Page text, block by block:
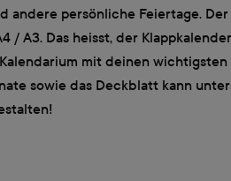
andere persönliche Feiertage.
A3. Das heisst, der
mit deinen
sowie das Deckblatt kann